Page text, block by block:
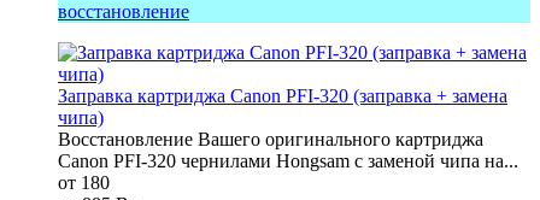
восстановление
Заправка картриджа Canon PFI-320 (заправка + замена
чипа)
Восстановление Вашего оригинального картриджа
Canon PFI-320 чернилами Hongsam с заменой чипа на...
от 180